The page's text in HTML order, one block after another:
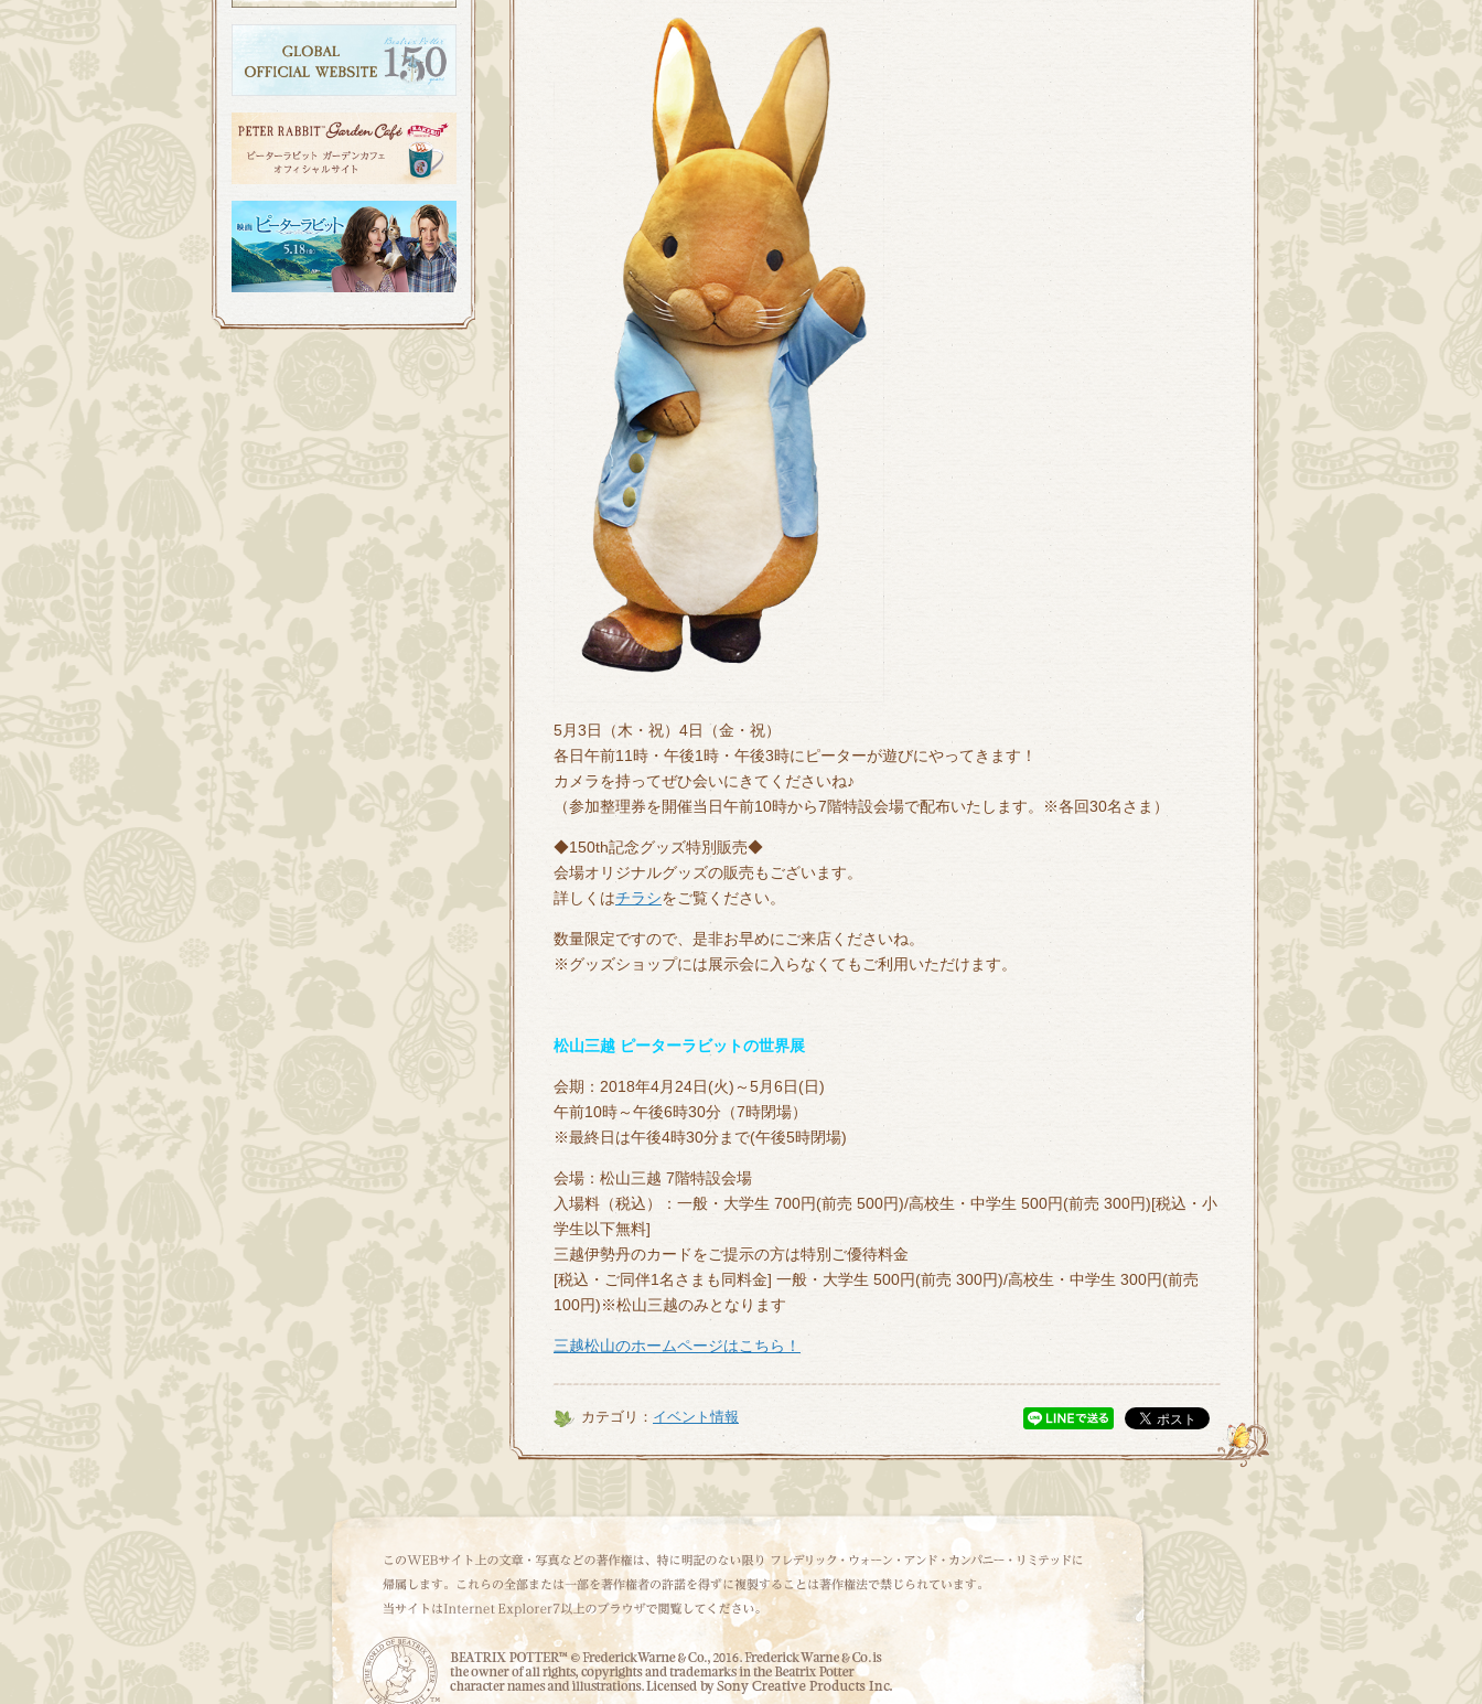
5月3日（木・祝）4日（金・祝）
各日午前11時・午後1時・午後3時にピーターが遊びにやってきます！
カメラを持ってぜひ会いにきてくださいね♪
（参加整理券を開催当日午前10時から7階特設会場で配布いたします。※各回30名さま）
◆150th記念グッズ特別販売◆
会場オリジナルグッズの販売もございます。
詳しくはチラシをご覧ください。
数量限定ですので、是非お早めにご来店くださいね。
※グッズショップには展示会に入らなくてもご利用いただけます。
松山三越 ピーターラビットの世界展
会期：2018年4月24日(火)～5月6日(日)
午前10時～午後6時30分（7時閉場）
※最終日は午後4時30分まで(午後5時閉場)
会場：松山三越 7階特設会場
入場料（税込）：一般・大学生 700円(前売 500円)/高校生・中学生 500円(前売 300円)[税込・小
学生以下無料]
三越伊勢丹のカードをご提示の方は特別ご優待料金
[税込・ご同伴1名さまも同料金] 一般・大学生 500円(前売 300円)/高校生・中学生 300円(前売
100円)※松山三越のみとなります
三越松山のホームページはこちら！
カテゴリ： イベント情報